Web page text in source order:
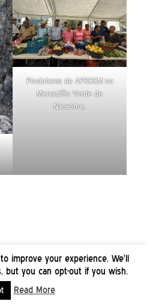
Produtoras de APROEM no
Mercadiño Verde de
Nacaome.
improve your experience. We'll
but you can opt-out if you wish.
Read More